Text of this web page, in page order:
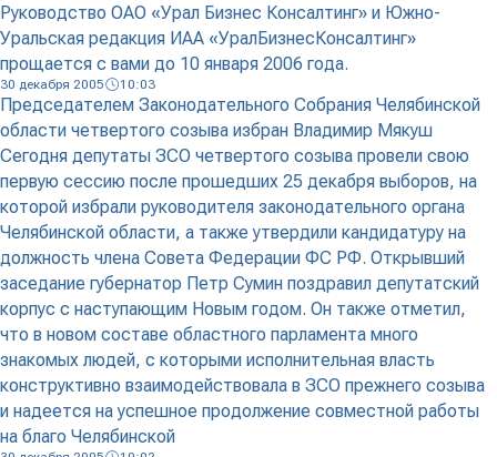
Руководство ОАО «Урал Бизнес Консалтинг» и Южно-
Уральская редакция ИАА «УралБизнесКонсалтинг»
прощается с вами до 10 января 2006 года.
30 декабря 2005 10:03
Председателем Законодательного Собрания Челябинской
области четвертого созыва избран Владимир Мякуш
Сегодня депутаты ЗСО четвертого созыва провели свою
первую сессию после прошедших 25 декабря выборов, на
которой избрали руководителя законодательного органа
Челябинской области, а также утвердили кандидатуру на
должность члена Совета Федерации ФС РФ. Открывший
заседание губернатор Петр Сумин поздравил депутатский
корпус с наступающим Новым годом. Он также отметил,
что в новом составе областного парламента много
знакомых людей, с которыми исполнительная власть
конструктивно взаимодействовала в ЗСО прежнего созыва
и надеется на успешное продолжение совместной работы
на благо Челябинской